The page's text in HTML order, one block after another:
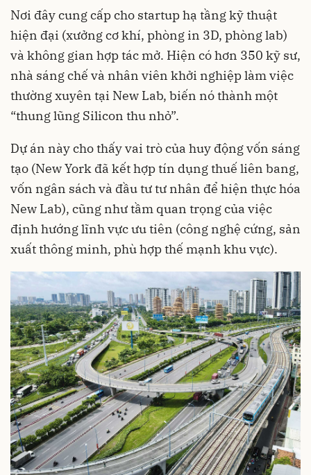
Nơi đây cung cấp cho startup hạ tầng kỹ thuật
hiện đại (xưởng cơ khí, phòng in 3D, phòng lab)
và không gian hợp tác mở. Hiện có hơn 350 kỹ sư,
nhà sáng chế và nhân viên khởi nghiệp làm việc
thường xuyên tại New Lab, biến nó thành một
“thung lũng Silicon thu nhỏ”.
Dự án này cho thấy vai trò của huy động vốn sáng
tạo (New York đã kết hợp tín dụng thuế liên bang,
vốn ngân sách và đầu tư tư nhân để hiện thực hóa
New Lab), cũng như tầm quan trọng của việc
định hướng lĩnh vực ưu tiên (công nghệ cứng, sản
xuất thông minh, phù hợp thế mạnh khu vực).